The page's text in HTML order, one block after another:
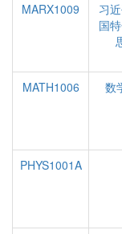
MARX1009
习
国
MATH1006
数
PHYS1001A